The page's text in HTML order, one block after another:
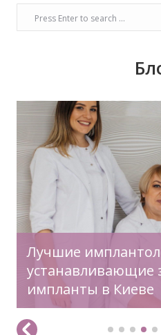
Лучшие
устанавливающие
импланты в Киеве
Время
прическе,
улыбке, которая
чувство